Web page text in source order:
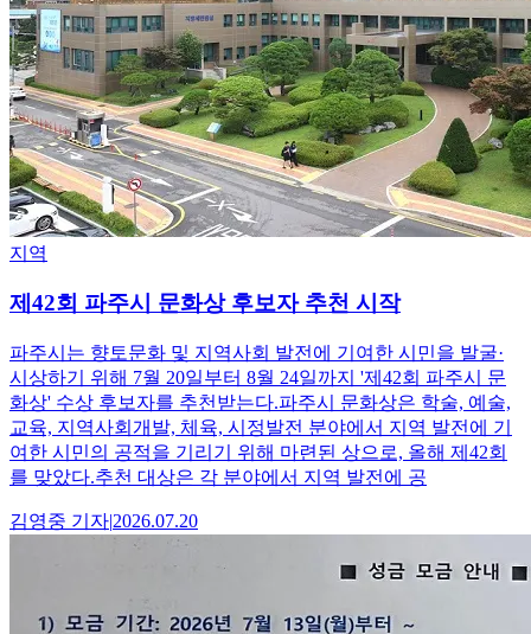
지역
제42회 파주시 문화상 후보자 추천 시작
파주시는 향토문화 및 지역사회 발전에 기여한 시민을 발굴·
시상하기 위해 7월 20일부터 8월 24일까지 '제42회 파주시 문
화상' 수상 후보자를 추천받는다.파주시 문화상은 학술, 예술,
교육, 지역사회개발, 체육, 시정발전 분야에서 지역 발전에 기
여한 시민의 공적을 기리기 위해 마련된 상으로, 올해 제42회
를 맞았다.추천 대상은 각 분야에서 지역 발전에 공
김영중 기자|2026.07.20